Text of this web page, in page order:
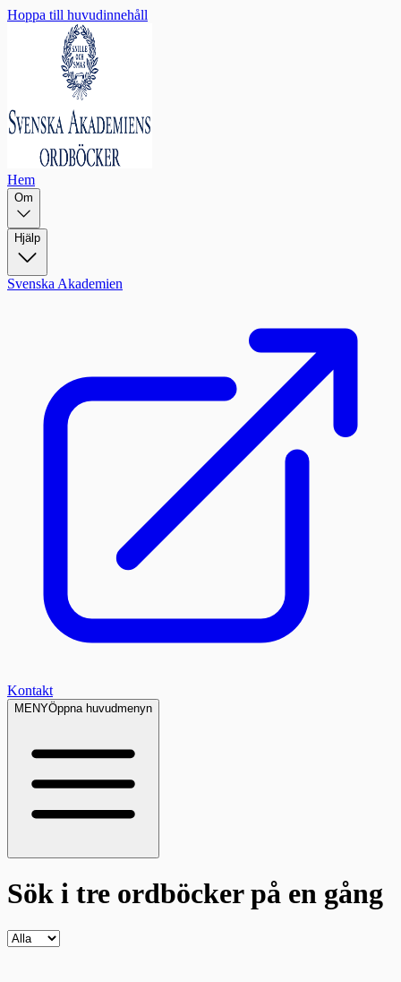
Hoppa till huvudinnehåll
Hem
Om
Hjälp
Svenska Akademien
Kontakt
MENYÖppna huvudmenyn
Sök i tre ordböckerpå en gång